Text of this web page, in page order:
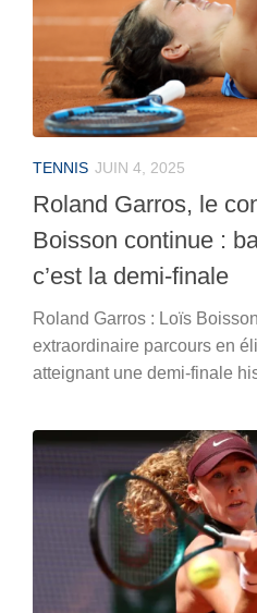
TENNIS JUIN 4, 2025
Roland Garros, le
Boisson continue :
c’est la demi-finale
Roland Garros : Loïs
extraordinaire parcours en
atteignant une demi-finale